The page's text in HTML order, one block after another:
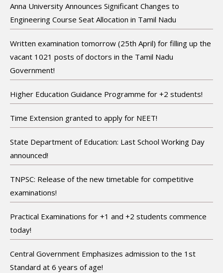
Anna University Announces Significant Changes to
Engineering Course Seat Allocation in Tamil Nadu
Written examination tomorrow (25th April) for filling up the
vacant 1021 posts of doctors in the Tamil Nadu
Government!
Higher Education Guidance Programme for +2 students!
Time Extension granted to apply for NEET!
State Department of Education: Last School Working Day
announced!
TNPSC: Release of the new timetable for competitive
examinations!
Practical Examinations for +1 and +2 students commence
today!
Central Government Emphasizes admission to the 1st
Standard at 6 years of age!